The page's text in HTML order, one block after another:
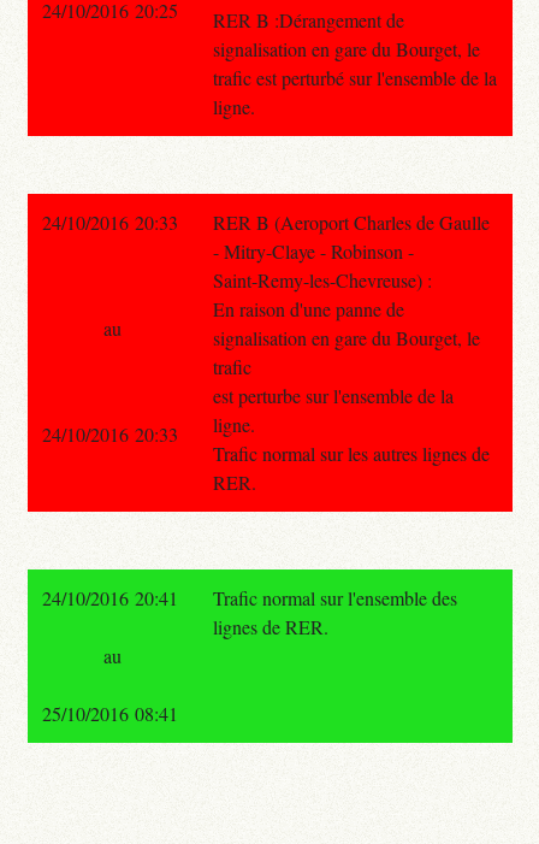
RER B :Dérangement de
signalisation en gare du Bourget, le
trafic est perturbé sur l'ensemble de la
ligne.
24/10/2016 20:25
24/10/2016 20:33
RER B (Aeroport Charles de Gaulle
- Mitry-Claye - Robinson -
Saint-Remy-les-Chevreuse) :
En raison d'une panne de
signalisation en gare du Bourget, le
trafic
est perturbe sur l'ensemble de la
ligne.
Trafic normal sur les autres lignes de
RER.
au
24/10/2016 20:33
24/10/2016 20:41
Trafic normal sur l'ensemble des
lignes de RER.
au
25/10/2016 08:41